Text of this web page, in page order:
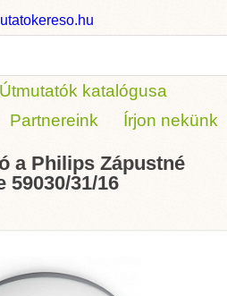
Útmutatók katalógusa
Partnereink Írjon nekünk
a Philips Zápustné
31/16